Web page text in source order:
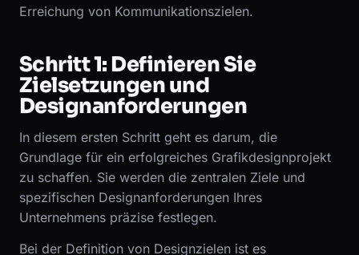
Erreichung von Kommunikationszielen.
Schritt 1: Definieren Sie
Zielsetzungen und
Designanforderungen
In diesem ersten Schritt geht es darum, die
Grundlage für ein erfolgreiches Grafikdesignprojekt
zu schaffen. Sie werden die zentralen Ziele und
spezifischen Designanforderungen Ihres
Unternehmens präzise festlegen.
Bei der Definition von Designzielen ist es